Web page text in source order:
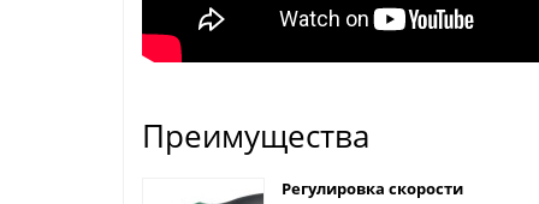
Преимущества
Регулировка скорости